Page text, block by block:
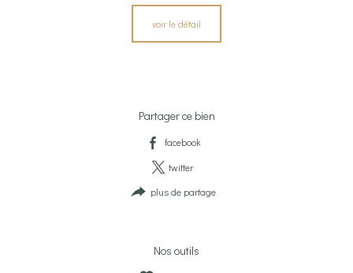
voir le détail
Partager ce bien
facebook
twitter
plus de partage
Nos outils